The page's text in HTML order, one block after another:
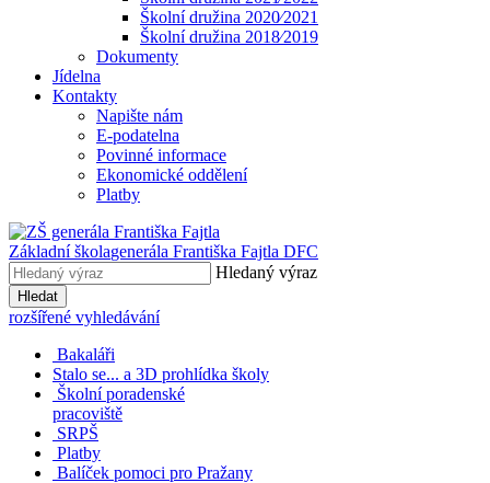
Školní družina 2020⁄2021
Školní družina 2018⁄2019
Dokumenty
Jídelna
Kontakty
Napište nám
E-podatelna
Povinné informace
Ekonomické oddělení
Platby
Základní školagenerála Františka Fajtla DFC
Hledaný výraz
Hledat
rozšířené vyhledávání
Bakaláři
Stalo se... a 3D prohlídka školy
Školní poradenské
pracoviště
SRPŠ
Platby
Balíček pomoci pro Pražany